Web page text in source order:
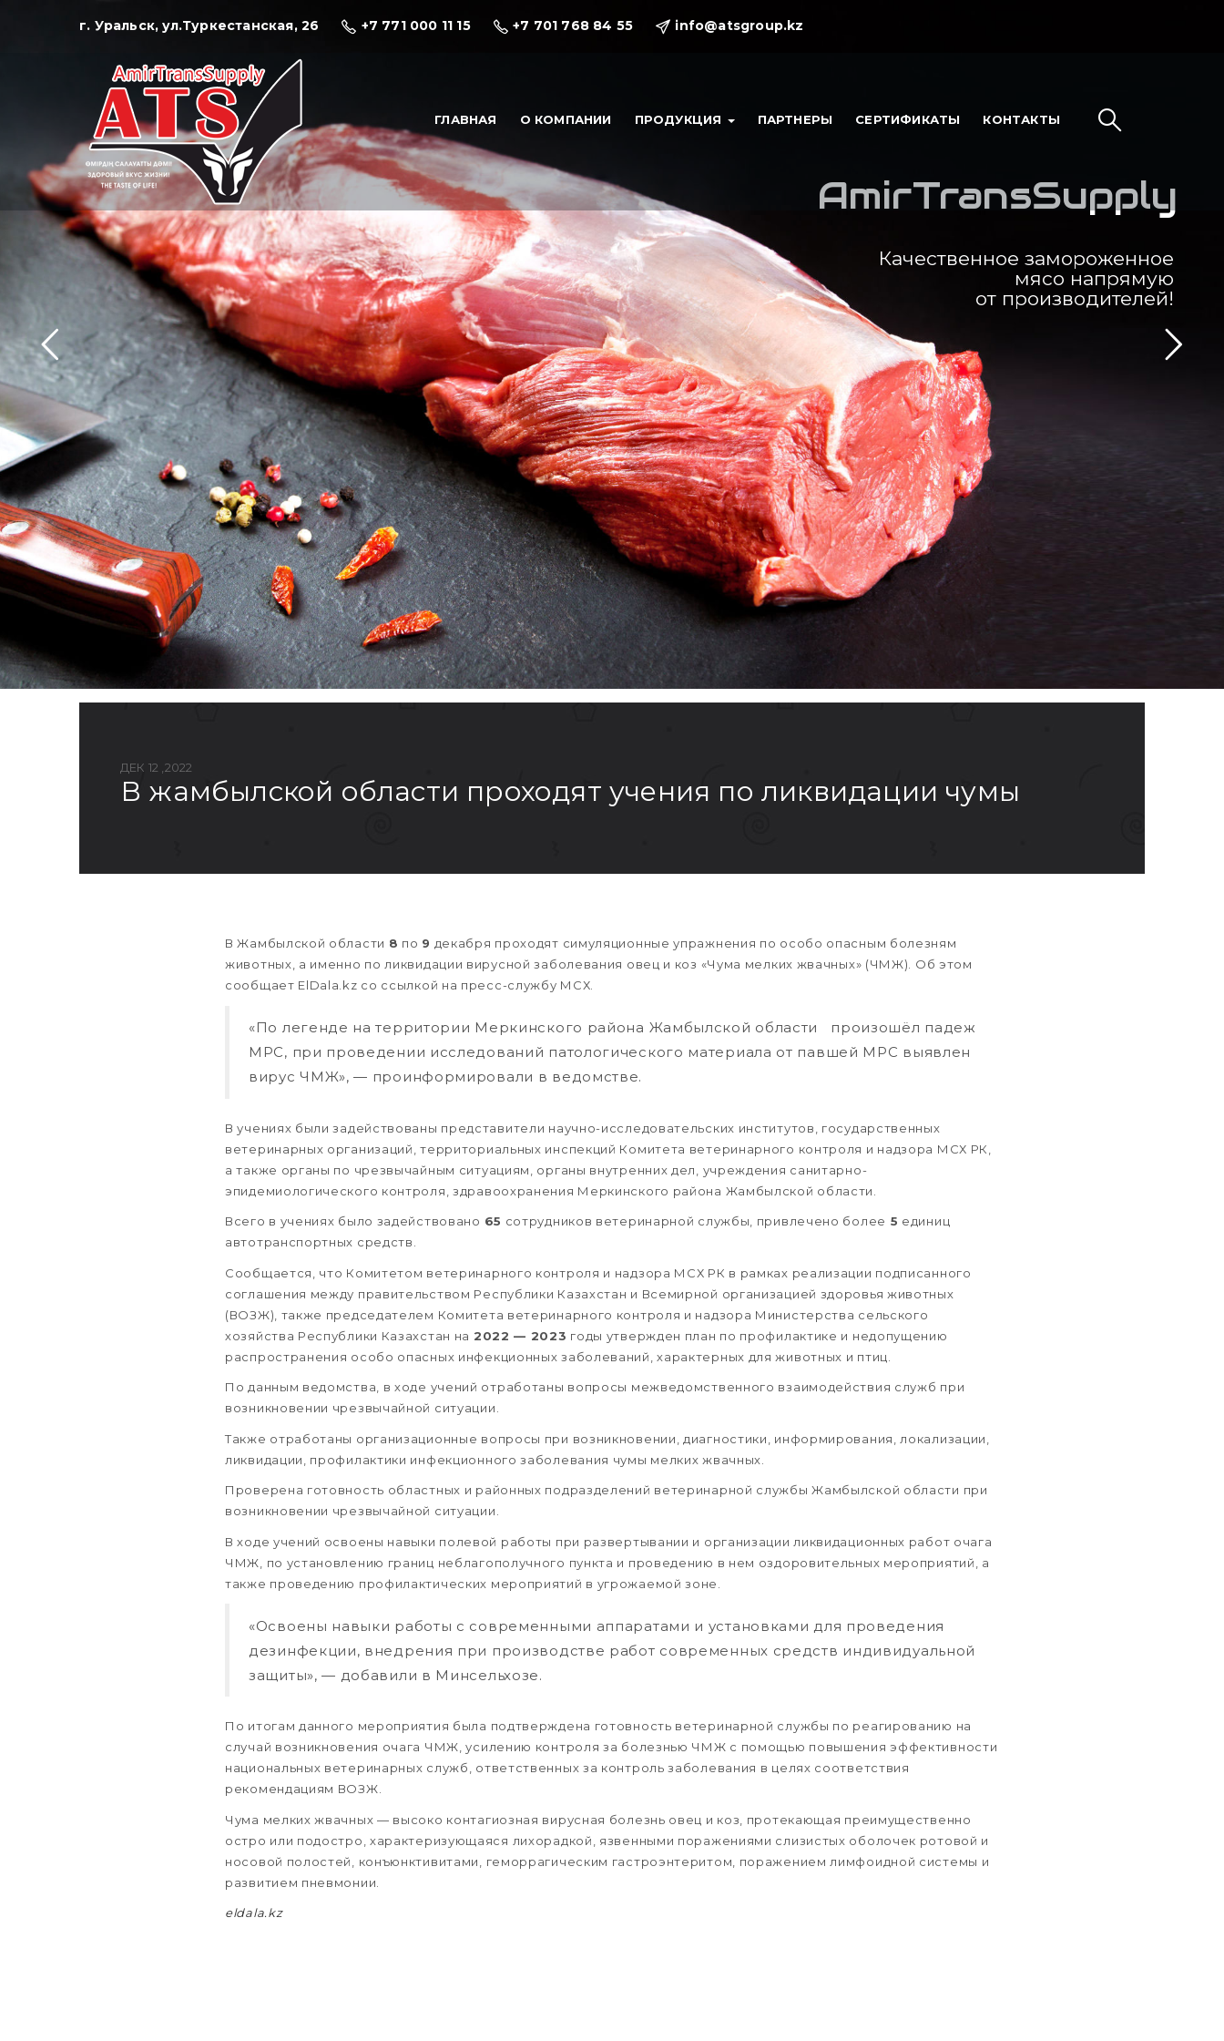
г. Уральск, ул.Туркестанская, 26 +7 771 000 11 15 +7 701 768 84 55 info@atsgroup.kz
ГЛАВНАЯ О КОМПАНИИ ПРОДУКЦИЯ ПАРТНЕРЫ СЕРТИФИКАТЫ КОНТАКТЫ
AmirTransSupply
Качественное замороженное
мясо напрямую
от производителей!
ДЕК 12 ,2022
в жамбылской области проходят учения по ликвидации чумы
В Жамбылской области 8 по 9 декабря проходят симуляционные упражнения по особо опасным болезням
животных, а именно по ликвидации вирусной заболевания овец и коз «Чума мелких жвачных» (ЧМЖ). Об этом
сообщает ElDala.kz со ссылкой на пресс-службу МСХ.
«По легенде на территории Меркинского района Жамбылской области произошёл падеж
МРС, при проведении исследований патологического материала от павшей МРС выявлен
вирус ЧМЖ», — проинформировали в ведомстве.
В учениях были задействованы представители научно-исследовательских институтов, государственных
ветеринарных организаций, территориальных инспекций Комитета ветеринарного контроля и надзора МСХ РК,
а также органы по чрезвычайным ситуациям, органы внутренних дел, учреждения санитарно-
эпидемиологического контроля, здравоохранения Меркинского района Жамбылской области.
Всего в учениях было задействовано 65 сотрудников ветеринарной службы, привлечено более 5 единиц
автотранспортных средств.
Сообщается, что Комитетом ветеринарного контроля и надзора МСХ РК в рамках реализации подписанного
соглашения между правительством Республики Казахстан и Всемирной организацией здоровья животных
(ВОЗЖ), также председателем Комитета ветеринарного контроля и надзора Министерства сельского
хозяйства Республики Казахстан на 2022 — 2023 годы утвержден план по профилактике и недопущению
распространения особо опасных инфекционных заболеваний, характерных для животных и птиц.
По данным ведомства, в ходе учений отработаны вопросы межведомственного взаимодействия служб при
возникновении чрезвычайной ситуации.
Также отработаны организационные вопросы при возникновении, диагностики, информирования, локализации,
ликвидации, профилактики инфекционного заболевания чумы мелких жвачных.
Проверена готовность областных и районных подразделений ветеринарной службы Жамбылской области при
возникновении чрезвычайной ситуации.
В ходе учений освоены навыки полевой работы при развертывании и организации ликвидационных работ очага
ЧМЖ, по установлению границ неблагополучного пункта и проведению в нем оздоровительных мероприятий, а
также проведению профилактических мероприятий в угрожаемой зоне.
«Освоены навыки работы с современными аппаратами и установками для проведения
дезинфекции, внедрения при производстве работ современных средств индивидуальной
защиты», — добавили в Минсельхозе.
По итогам данного мероприятия была подтверждена готовность ветеринарной службы по реагированию на
случай возникновения очага ЧМЖ, усилению контроля за болезнью ЧМЖ с помощью повышения эффективности
национальных ветеринарных служб, ответственных за контроль заболевания в целях соответствия
рекомендациям ВОЗЖ.
Чума мелких жвачных — высоко контагиозная вирусная болезнь овец и коз, протекающая преимущественно
остро или подостро, характеризующаяся лихорадкой, язвенными поражениями слизистых оболочек ротовой и
носовой полостей, конъюнктивитами, геморрагическим гастроэнтеритом, поражением лимфоидной системы и
развитием пневмонии.
eldala.kz